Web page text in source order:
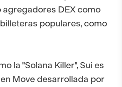
agregadores DEX como
populares, como
la "Solana Killer", Sui es
Move desarrollada por